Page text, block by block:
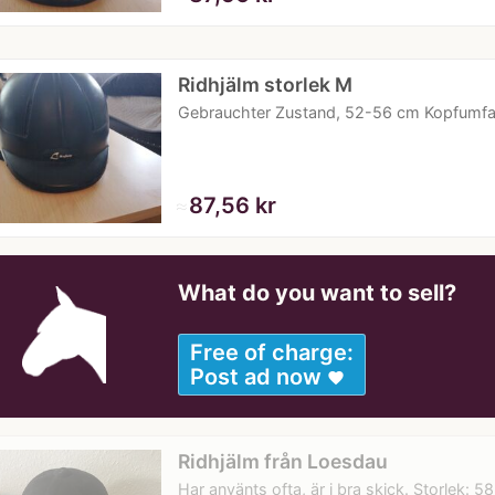
Ridhjälm storlek M
Gebrauchter Zustand, 52-56 cm
≈87,56 kr
What do you want to sell?
Free of charge:
Post ad now favorite
Ridhjälm från Loesdau
Har använts ofta, är i bra skick. Storlek: 58